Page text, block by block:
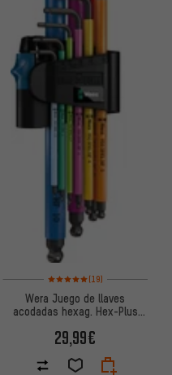
en 3 reseñas
Valoración media: 5 de 5
(19)
Wera Juego de llaves
acodadas hexag. Hex-Plus
29,99€